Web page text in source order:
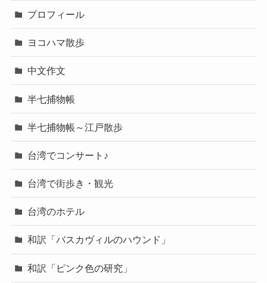
プロフィール
ヨコハマ散歩
中文作文
半七捕物帳
半七捕物帳～江戸散歩
台湾でコンサート♪
台湾で街歩き・観光
台湾のホテル
和訳「バスカヴィルのハウンド」
和訳「ピンク色の研究」